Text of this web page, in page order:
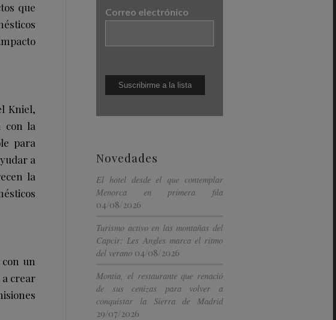
que
Kniel,
con la
para
a
la
un
crear
Correo electrónico
Novedades
El hotel desde el que contemplar
Menorca en primera fila
04/08/2026
Turismo activo en las montañas del
Capcir: Les Angles marca el ritmo
del verano 04/08/2026
Montia, el restaurante que renació
de sus cenizas para volver a
conquistar la Sierra de Madrid
29/07/2026